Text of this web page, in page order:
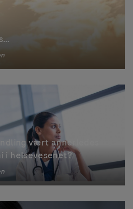
vært annerledes
i helsevesenet?